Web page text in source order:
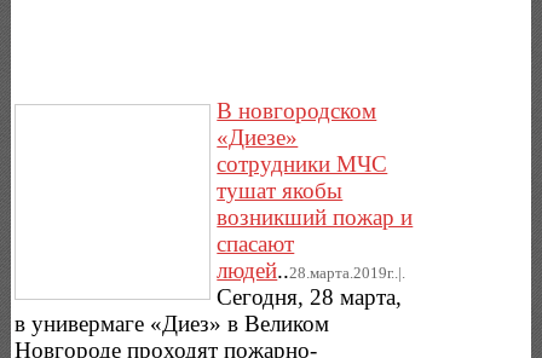
В новгородском
«Диезе»
сотрудники МЧС
тушат якобы
возникший пожар и
спасают
людей..28.марта.2019г..|.
Сегодня, 28 марта,
в универмаге «Диез» в Великом
Новгороде проходят пожарно-